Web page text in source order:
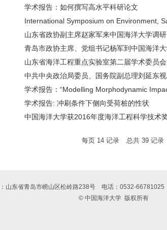
学术报告：如何撰写高水平科研论文
International Symposium on Environment,
山东省政协副主席赵家军来中国海洋大学调研
青岛市政协主席、党组书记杨军到中国海洋
山东省海洋工程重点实验室第二届学术委员
中共中央政治局委员、国务院副总理刘延东
学术报告：“Modelling Morphodynamic
学术报告: 冲刷条件下侧向受荷桩的性状
中国海洋大学获2016年度海洋工程科学技术
每页 14 记录 总共 39 记录
山东省青岛市崂山区松岭路238号 电话：0532-66781025
© 中国海洋大学 版权所有